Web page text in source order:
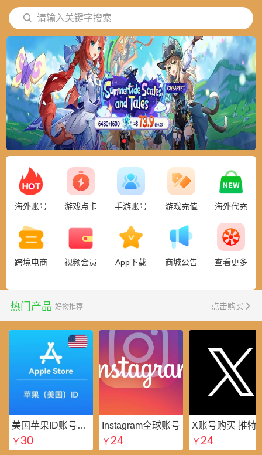
请输入关键字搜索
海外账号 游戏点卡 手游账号 游戏充值 海外代充
跨境电商 视频会员 App下载 商城公告 查看更多
热门产品 好物推荐 点击购买
美国苹果ID账号_美区Apple ID账号_外国苹果ID账号购买批发平台
￥ 30
Instagram全球账号
￥ 24
￥ 24
最新 ⭐好礼不断